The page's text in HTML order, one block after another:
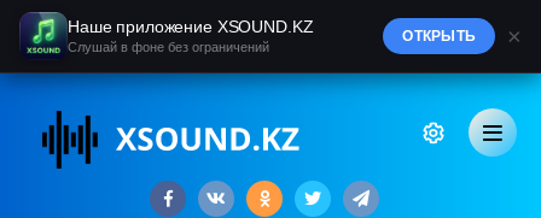
Наше приложение XSOUND.KZ
Слушай в фоне без ограничений
ОТКРЫТЬ ×